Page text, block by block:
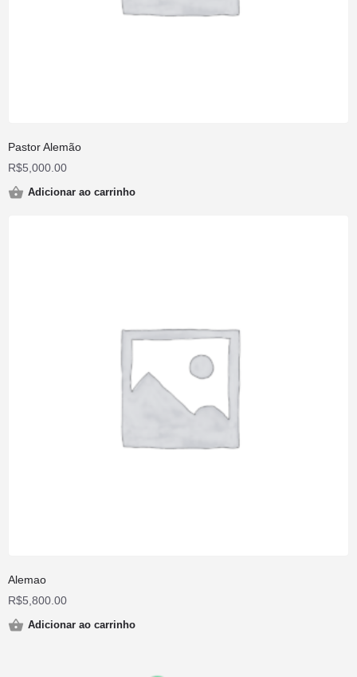
Pastor Alemão
R$5,000.00
Adicionar ao carrinho
Alemao
R$5,800.00
Adicionar ao carrinho